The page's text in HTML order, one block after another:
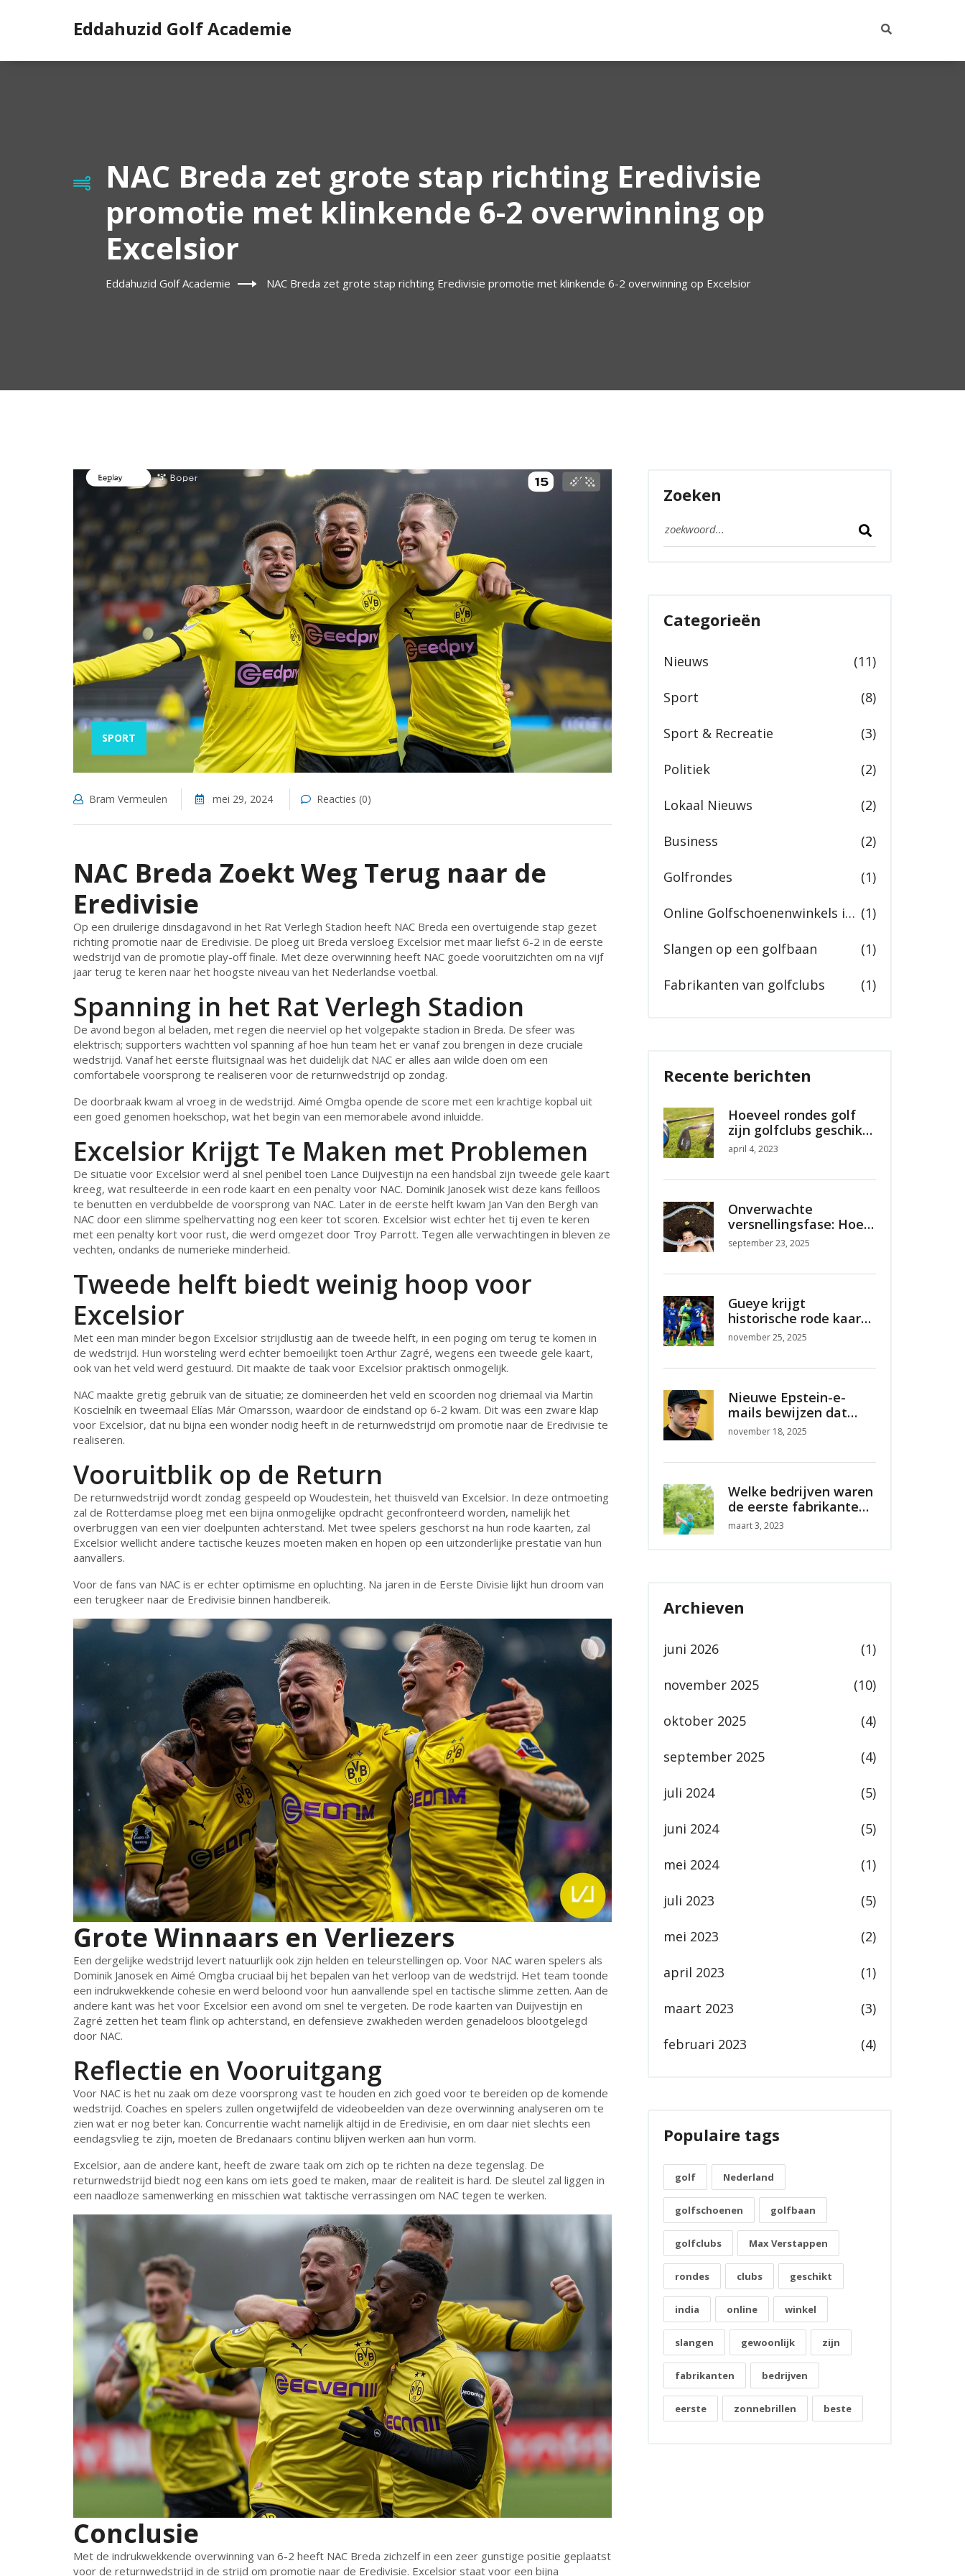
Eddahuzid Golf Academie
NAC Breda zet grote stap richting Eredivisie
promotie met klinkende 6-2 overwinning op
Excelsior
Eddahuzid Golf Academie NAC Breda zet grote stap richting Eredivisie promotie met klinkende 6-2 overwinning op Excelsior
SPORT
Bram Vermeulen mei 29, 2024 Reacties (0)
NAC Breda Zoekt Weg Terug naar de
Eredivisie
Op een druilerige dinsdagavond in het Rat Verlegh Stadion heeft NAC Breda een overtuigende stap gezet
richting promotie naar de Eredivisie. De ploeg uit Breda versloeg Excelsior met maar liefst 6-2 in de eerste
wedstrijd van de promotie play-off finale. Met deze overwinning heeft NAC goede vooruitzichten om na vijf
jaar terug te keren naar het hoogste niveau van het Nederlandse voetbal.
Spanning in het Rat Verlegh Stadion
De avond begon al beladen, met regen die neerviel op het volgepakte stadion in Breda. De sfeer was
elektrisch; supporters wachtten vol spanning af hoe hun team het er vanaf zou brengen in deze cruciale
wedstrijd. Vanaf het eerste fluitsignaal was het duidelijk dat NAC er alles aan wilde doen om een
comfortabele voorsprong te realiseren voor de returnwedstrijd op zondag.
De doorbraak kwam al vroeg in de wedstrijd. Aimé Omgba opende de score met een krachtige kopbal uit
een goed genomen hoekschop, wat het begin van een memorabele avond inluidde.
Excelsior Krijgt Te Maken met Problemen
De situatie voor Excelsior werd al snel penibel toen Lance Duijvestijn na een handsbal zijn tweede gele kaart
kreeg, wat resulteerde in een rode kaart en een penalty voor NAC. Dominik Janosek wist deze kans feilloos
te benutten en verdubbelde de voorsprong van NAC. Later in de eerste helft kwam Jan Van den Bergh van
NAC door een slimme spelhervatting nog een keer tot scoren. Excelsior wist echter het tij even te keren
met een penalty kort voor rust, die werd omgezet door Troy Parrott. Tegen alle verwachtingen in bleven ze
vechten, ondanks de numerieke minderheid.
Tweede helft biedt weinig hoop voor
Excelsior
Met een man minder begon Excelsior strijdlustig aan de tweede helft, in een poging om terug te komen in
de wedstrijd. Hun worsteling werd echter bemoeilijkt toen Arthur Zagré, wegens een tweede gele kaart,
ook van het veld werd gestuurd. Dit maakte de taak voor Excelsior praktisch onmogelijk.
NAC maakte gretig gebruik van de situatie; ze domineerden het veld en scoorden nog driemaal via Martin
Koscielník en tweemaal Elías Már Omarsson, waardoor de eindstand op 6-2 kwam. Dit was een zware klap
voor Excelsior, dat nu bijna een wonder nodig heeft in de returnwedstrijd om promotie naar de Eredivisie te
realiseren.
Vooruitblik op de Return
De returnwedstrijd wordt zondag gespeeld op Woudestein, het thuisveld van Excelsior. In deze ontmoeting
zal de Rotterdamse ploeg met een bijna onmogelijke opdracht geconfronteerd worden, namelijk het
overbruggen van een vier doelpunten achterstand. Met twee spelers geschorst na hun rode kaarten, zal
Excelsior wellicht andere tactische keuzes moeten maken en hopen op een uitzonderlijke prestatie van hun
aanvallers.
Voor de fans van NAC is er echter optimisme en opluchting. Na jaren in de Eerste Divisie lijkt hun droom van
een terugkeer naar de Eredivisie binnen handbereik.
Grote Winnaars en Verliezers
Een dergelijke wedstrijd levert natuurlijk ook zijn helden en teleurstellingen op. Voor NAC waren spelers als
Dominik Janosek en Aimé Omgba cruciaal bij het bepalen van het verloop van de wedstrijd. Het team toonde
een indrukwekkende cohesie en werd beloond voor hun aanvallende spel en tactische slimme zetten. Aan de
andere kant was het voor Excelsior een avond om snel te vergeten. De rode kaarten van Duijvestijn en
Zagré zetten het team flink op achterstand, en defensieve zwakheden werden genadeloos blootgelegd
door NAC.
Reflectie en Vooruitgang
Voor NAC is het nu zaak om deze voorsprong vast te houden en zich goed voor te bereiden op de komende
wedstrijd. Coaches en spelers zullen ongetwijfeld de videobeelden van deze overwinning analyseren om te
zien wat er nog beter kan. Concurrentie wacht namelijk altijd in de Eredivisie, en om daar niet slechts een
eendagsvlieg te zijn, moeten de Bredanaars continu blijven werken aan hun vorm.
Excelsior, aan de andere kant, heeft de zware taak om zich op te richten na deze tegenslag. De
returnwedstrijd biedt nog een kans om iets goed te maken, maar de realiteit is hard. De sleutel zal liggen in
een naadloze samenwerking en misschien wat taktische verrassingen om NAC tegen te werken.
Conclusie
Met de indrukwekkende overwinning van 6-2 heeft NAC Breda zichzelf in een zeer gunstige positie geplaatst
voor de returnwedstrijd in de strijd om promotie naar de Eredivisie. Excelsior staat voor een bijna
Zoeken
Categorieën
Nieuws (11)
Sport (8)
Sport & Recreatie (3)
Politiek (2)
Lokaal Nieuws (2)
Business (2)
Golfrondes (1)
Online Golfschoenenwinkels in India (1)
Slangen op een golfbaan (1)
Fabrikanten van golfclubs (1)
Recente berichten
Hoeveel rondes golf
zijn golfclubs geschikt
voor?
april 4, 2023
Onverwachte
versnellingsfase: Hoe
het brein van
volwassenen met
autisme ouder wordt
september 23, 2025
Gueye krijgt
historische rode kaart
na slag op teamgenoot
Manchester United
november 25, 2025
Nieuwe Epstein-e-
mails bewijzen dat
Trump van meisjes
Democraten
november 18, 2025
Welke bedrijven waren
de eerste fabrikanten
van golfclubs?
maart 3, 2023
Archieven
juni 2026 (1)
november 2025 (10)
oktober 2025 (4)
september 2025 (4)
juli 2024 (5)
juni 2024 (5)
mei 2024 (1)
juli 2023 (5)
mei 2023 (2)
april 2023 (1)
maart 2023 (3)
februari 2023 (4)
Populaire tags
golf Nederland
golfschoenen golfbaan
golfclubs Max Verstappen
rondes clubs geschikt
india online winkel
slangen gewoonlijk zijn
fabrikanten bedrijven
eerste zonnebrillen beste